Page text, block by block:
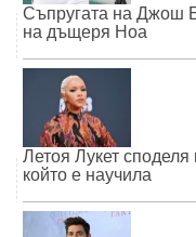
Съпругата на Джош
на дъщеря Ноа
Летоя Лукет
който е научила